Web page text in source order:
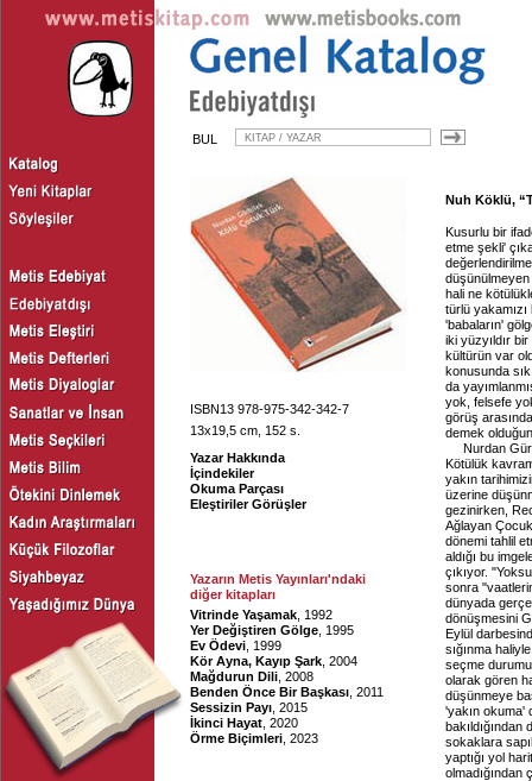
BUL
ISBN13 978-975-342-342-7
13x19,5 cm, 152 s.
Yazar Hakkında
İçindekiler
Okuma Parçası
Eleştiriler Görüşler
Yazarın Metis Yayınları'ndaki
diğer kitapları
Vitrinde Yaşamak , 1992
Yer Değiştiren Gölge , 1995
Ev Ödevi , 1999
Kör Ayna, Kayıp Şark , 2004
Mağdurun Dili , 2008
Benden Önce Bir Başkası , 2011
Sessizin Payı , 2015
İkinci Hayat , 2020
Örme Biçimleri , 2023
Nuh Köklü,
Kusurlu bir
etme şekli'
düşünülmeyen
hali ne
türlü
'babaların'
iki yüzyıldır
kültürün var
konusunda
da
yok, felsefe
görüş
demek
Nurdan
Kötülük
yakın
üzerine
gezinirken,
Ağlayan
dönemi tahlil
aldığı bu
çıkıyor.
sonra
dünyada
dönüşmesini
Eylül
sığınma
seçme
olarak gören
düşünmeye
'yakın okuma'
bakıldığından
sokaklara
yaptığı yol
olmadığından